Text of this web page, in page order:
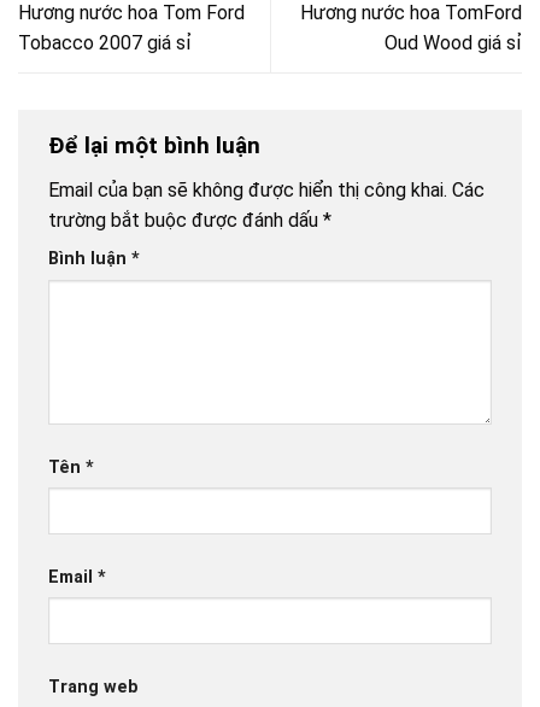
Hương nước hoa Tom Ford
Tobacco 2007 giá sỉ
Hương nước hoa TomFord
Oud Wood giá sỉ
Để lại một bình luận
Email của bạn sẽ không được hiển thị công khai. Các
trường bắt buộc được đánh dấu *
Bình luận *
Tên *
Email *
Trang web